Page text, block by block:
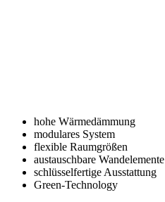
hohe Wärmedämmung
modulares System
flexible Raumgrößen
austauschbare Wandelemente
schlüsselfertige Ausstattung
Green-Technology